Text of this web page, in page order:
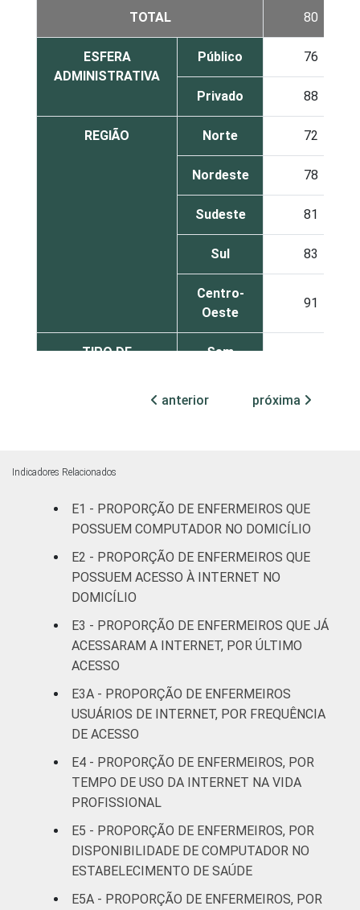
TOTAL 80
ESFERA
ADMINISTRATIVA
Público 76
Privado 88
REGIÃO Norte 72
Nordeste 78
Sudeste 81
Sul 83
Centro-
Oeste
91
TIPO DE
Sem
Com
internação
50 leitos)
86
FAIXA ETÁRIA
anos
41 anos ou
LOCALIZAÇÃO Capital
Base: 2.037 enfermeiros. Dados coletados
Fonte: NIC.br - set 2014 / mar 2015
anterior próxima
Indicadores Relacionados
E1 - PROPORÇÃO DE ENFERMEIROS QUE
POSSUEM COMPUTADOR NO DOMICÍLIO
E2 - PROPORÇÃO DE ENFERMEIROS QUE
POSSUEM ACESSO À INTERNET NO
DOMICÍLIO
E3 - PROPORÇÃO DE ENFERMEIROS QUE JÁ
ACESSARAM A INTERNET, POR ÚLTIMO
ACESSO
E3A - PROPORÇÃO DE ENFERMEIROS
USUÁRIOS DE INTERNET, POR FREQUÊNCIA
DE ACESSO
E4 - PROPORÇÃO DE ENFERMEIROS, POR
TEMPO DE USO DA INTERNET NA VIDA
PROFISSIONAL
E5 - PROPORÇÃO DE ENFERMEIROS, POR
DISPONIBILIDADE DE COMPUTADOR NO
ESTABELECIMENTO DE SAÚDE
E5A - PROPORÇÃO DE ENFERMEIROS, POR